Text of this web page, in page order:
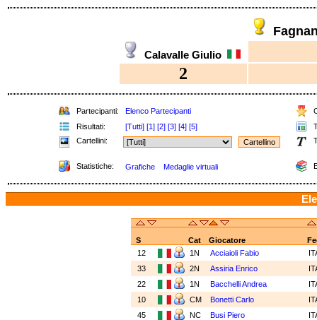
Calavalle Giulio
2
Partecipanti: Elenco Partecipanti
Risultati:
[Tutti] [1] [2] [3] [4] [5]
Cartellini:
Statistiche: Grafiche Medaglie virtuali
S Cat Giocatore
12
1N Acciaioli Fabio
33
2N Assiria Enrico
22
1N Bacchelli Andrea
10
CM Bonetti Carlo
45
NC Busi Piero